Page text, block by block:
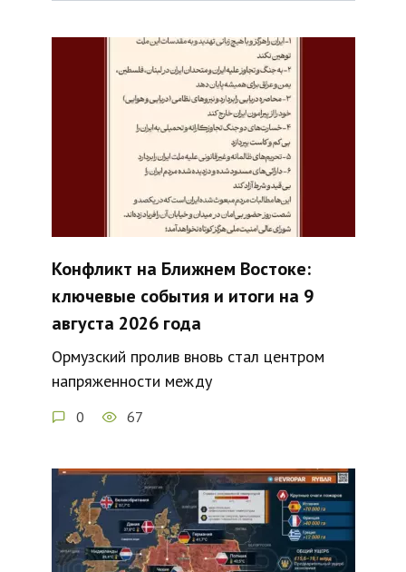
Конфликт на Ближнем Востоке:
ключевые события и итоги на 9
августа 2026 года
Ормузский пролив вновь стал центром
напряженности между
0 67